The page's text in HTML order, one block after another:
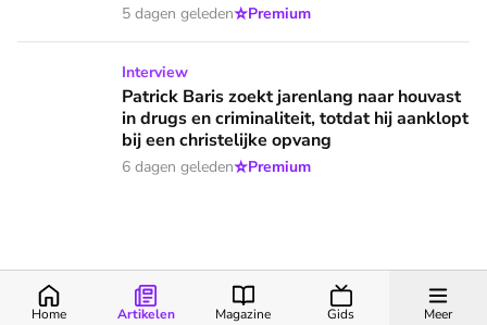
5 dagen geleden⭐Premium
Patrick Baris zoekt jarenlang naar houvast in drugs en
Interview
Patrick Baris zoekt jarenlang naar houvast
in drugs en criminaliteit, totdat hij aanklopt
bij een christelijke opvang
6 dagen geleden⭐Premium
Home Artikelen Magazine Gids Meer